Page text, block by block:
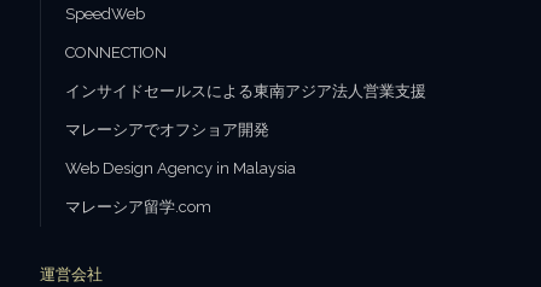
SpeedWeb
CONNECTION
インサイドセールスによる東南アジア法人営業支援
マレーシアでオフショア開発
Web Design Agency in Malaysia
マレーシア留学.com
運営会社